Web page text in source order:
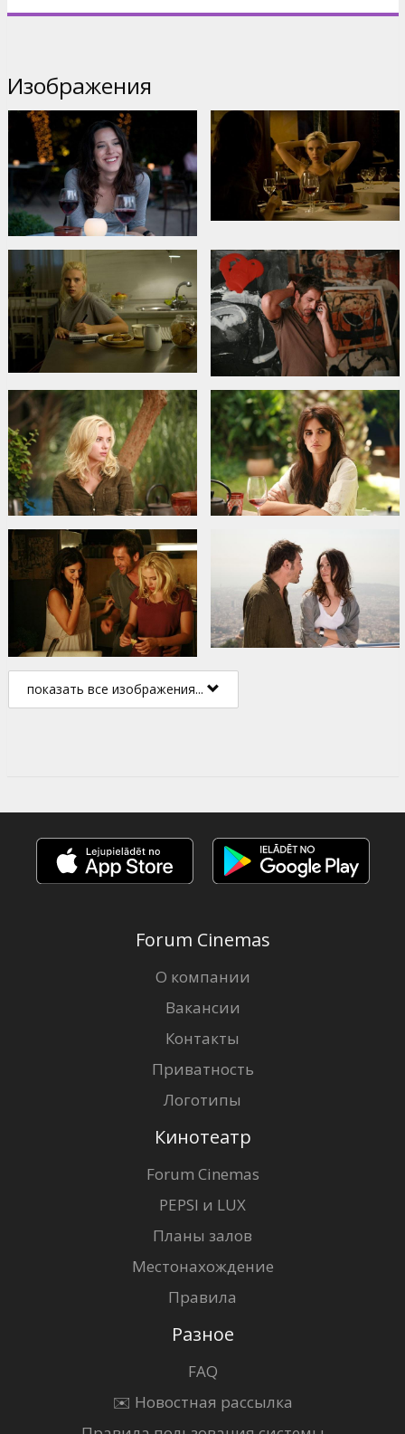
Дистрибьютор: Acme Film SIA
Изображения
показать все изображения...
Forum Cinemas
О компании
Вакансии
Контакты
Приватность
Логотипы
Кинотеатр
Forum Cinemas
PEPSI и LUX
Планы залов
Местонахождение
Правила
Разное
FAQ
✉️ Новостная рассылка